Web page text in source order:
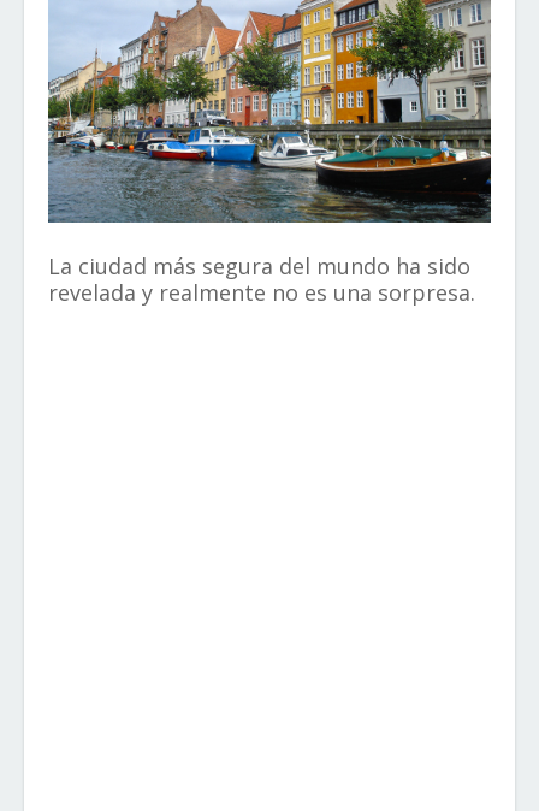
La ciudad más segura del mundo ha sido
revelada y realmente no es una sorpresa.